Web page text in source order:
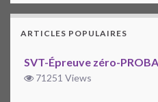
ARTICLES POPULAIRES
SVT-Épreuve zéro-
71251 Views